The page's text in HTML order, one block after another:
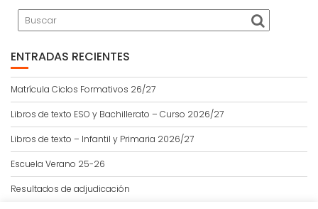
G
A
I
Ó
N
D
E
E
N
T
R
A
ENTRADAS RECIENTES
Matrícula Ciclos Formativos 26/27
Libros de texto ESO y Bachillerato – Curso 2026/27
Libros de texto – Infantil y Primaria 2026/27
Escuela Verano 25-26
Resultados de adjudicación